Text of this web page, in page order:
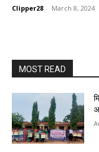
Clipper28 - March 8, 2024
MOST READ